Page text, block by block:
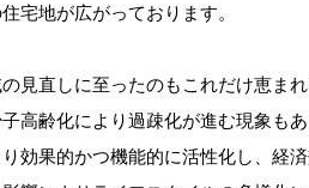
宅地が広がっております。
見直しに至ったのもこれだけ恵ま
高齢化により過疎化が進む現象も
効果的かつ機能的に活性化し、経